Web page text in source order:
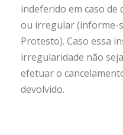
indeferido em caso de
ou irregular (informe-
Protesto). Caso essa
irregularidade não
efetuar o
devolvido.